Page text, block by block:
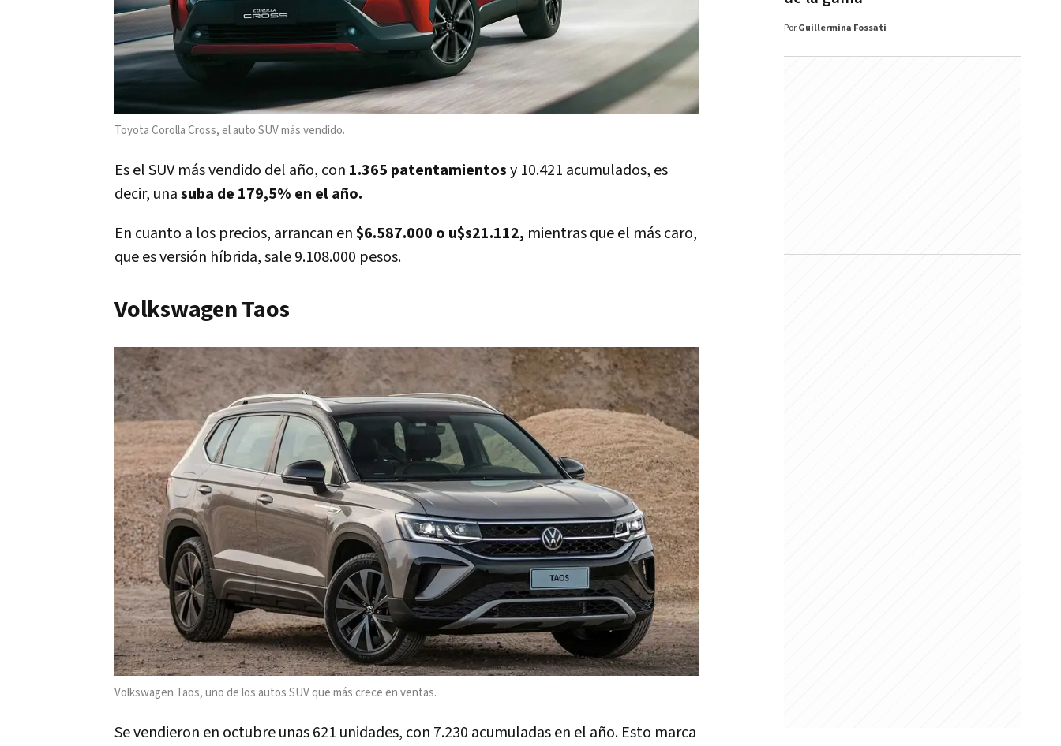
Toyota Corolla Cross, el auto SUV más vendido.
Es el SUV más vendido del año, con 1.365 patentamientosy 10.421 acumulados, es
decir, unasuba de 179,5% en el año.
En cuanto a los precios, arrancan en$6.587.000 o u$s21.112, mientras que el más caro,
que es versión híbrida, sale 9.108.000 pesos.
Volkswagen Taos
Volkswagen Taos, uno de los autos SUV que más crece en ventas.
Se vendieron en octubre unas 621 unidades, con 7.230 acumuladas en el año. Esto marca
Por Guillermina Fossati